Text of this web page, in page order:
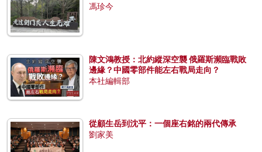
馮珍今
陳文鴻教授：北約縱深空襲 俄羅斯瀕臨戰敗
邊緣？中國零部件能左右戰局走向？
本社編輯部
從顧生岳到沈平：一個座右銘的兩代傳承
劉家美